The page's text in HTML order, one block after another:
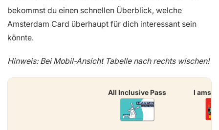
bekommst du einen schnellen Überblick, welche
Amsterdam Card überhaupt für dich interessant sein
könnte.
Hinweis: Bei Mobil-Ansicht Tabelle nach rechts wischen!
All Inclusive Pass I